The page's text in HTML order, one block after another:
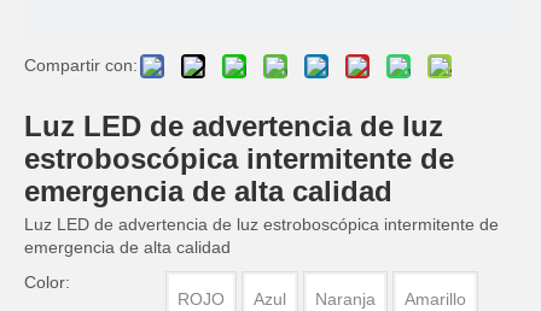
Compartir con:
Luz LED de advertencia de luz
estroboscópica intermitente de
emergencia de alta calidad
Luz LED de advertencia de luz estroboscópica intermitente de
emergencia de alta calidad
Color:
ROJO
Azul Naranja Amarillo